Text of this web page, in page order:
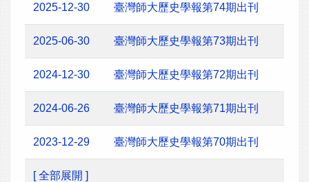
2025-12-30 臺灣師大歷史學報第74期出刊
2025-06-30 臺灣師大歷史學報第73期出刊
2024-12-30 臺灣師大歷史學報第72期出刊
2024-06-26 臺灣師大歷史學報第71期出刊
2023-12-29 臺灣師大歷史學報第70期出刊
[ 全部展開 ]